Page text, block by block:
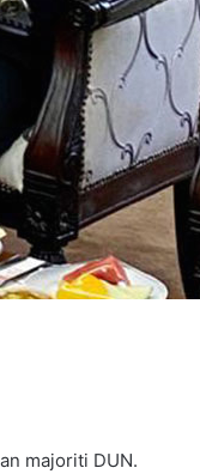
majoriti DUN.